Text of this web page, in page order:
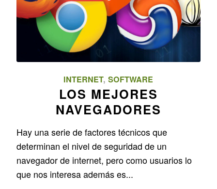
INTERNET,SOFTWARE
LOS MEJORES
NAVEGADORES
Hay una serie de factores técnicos que
determinan el nivel de seguridad de un
navegador de internet, pero como usuarios lo
que nos interesa además es...